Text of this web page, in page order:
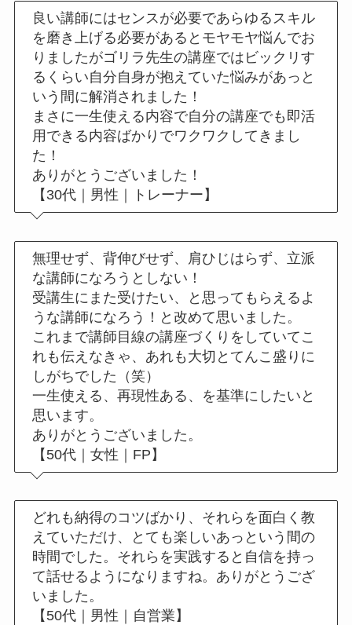
良い講師にはセンスが必要であらゆるスキル
を磨き上げる必要があるとモヤモヤ悩んでお
りましたがゴリラ先生の講座ではビックリす
るくらい自分自身が抱えていた悩みがあっと
いう間に解消されました！
まさに一生使える内容で自分の講座でも即活
用できる内容ばかりでワクワクしてきまし
た！
ありがとうございました！
【30代｜男性｜トレーナー】
無理せず、背伸びせず、肩ひじはらず、立派
な講師になろうとしない！
受講生にまた受けたい、と思ってもらえるよ
うな講師になろう！と改めて思いました。
これまで講師目線の講座づくりをしていてこ
れも伝えなきゃ、あれも大切とてんこ盛りに
しがちでした（笑）
一生使える、再現性ある、を基準にしたいと
思います。
ありがとうございました。
【50代｜女性｜FP】
どれも納得のコツばかり、それらを面白く教
えていただけ、とても楽しいあっという間の
時間でした。それらを実践すると自信を持っ
て話せるようになりますね。ありがとうござ
いました。
【50代｜男性｜自営業】